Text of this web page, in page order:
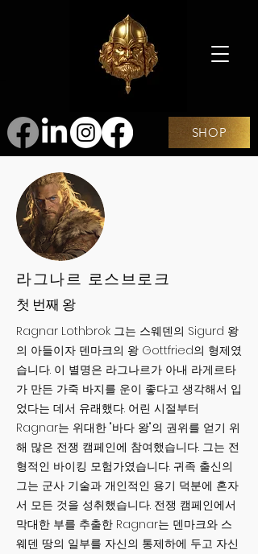
SHOP
라그나르 로스브로크
첫 번째 왕
Ragnar Lothbrok 그는 스웨덴의 Sigurd 왕
의 아들이자 덴마크의 왕 Gottfried의 형제였
습니다. 이 별명은 라그나르가 아내 라게르타
가 만든 가죽 바지를 운이 좋다고 생각해서 입
었다는 데서 유래했다. 어린 시절부터
Ragnar는 위대한 "바다 왕"의 권위를 얻기 위
해 많은 전쟁 캠페인에 참여했습니다. 그는 전
형적인 바이킹 모험가였습니다. 귀족 출신의
그는 군사 기술과 개인적인 용기 덕분에 혼자
서 모든 것을 성취했습니다. 전쟁 캠페인에서
막대한 부를 추출한 Ragnar는 덴마크와 스
웨덴 땅의 일부를 자신의 통제하에 두고 자신